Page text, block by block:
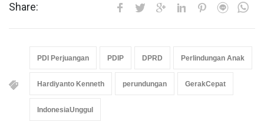
Share:
PDI Perjuangan PDIP DPRD Perlindungan Anak
Hardiyanto Kenneth perundungan GerakCepat
IndonesiaUnggul